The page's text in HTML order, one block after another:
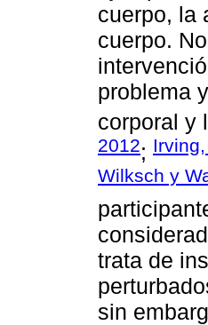
cuerpo, la
cuerpo.
problema
corporal y
2012;
Wilksch y
trata de
sin